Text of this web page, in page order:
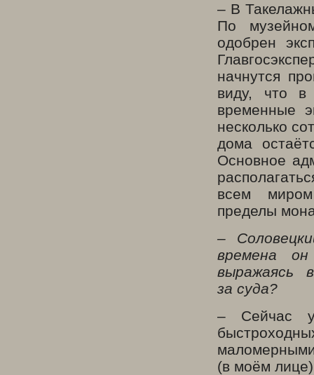
– В
По
одобрен
начнутся
виду, что в
временные
несколько
дома
Основное
всем
пределы
–
времена
выражаясь
за суда?
– Сейчас
(в моём